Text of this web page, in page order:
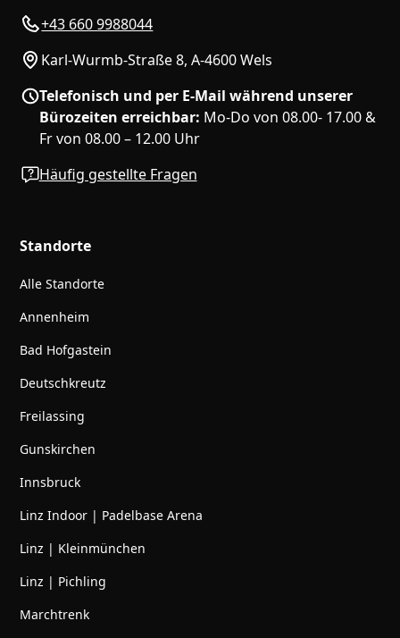
+43 660 9988044
Karl-Wurmb-Straße 8, A-4600 Wels
Telefonisch und per E-Mail während unserer
Bürozeiten erreichbar: Mo-Do von 08.00- 17.00 &
Fr von 08.00 – 12.00 Uhr
Häufig gestellte Fragen
Standorte
Alle Standorte
Annenheim
Bad Hofgastein
Deutschkreutz
Freilassing
Gunskirchen
Innsbruck
Linz Indoor | Padelbase Arena
Linz | Kleinmünchen
Linz | Pichling
Marchtrenk